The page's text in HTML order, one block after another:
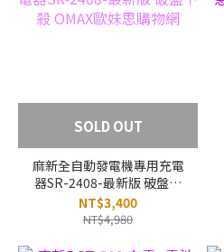
SOLD OUT
麻新全自動發電機專用充電
器SR-2408-最新版 破盤下
殺 OMAX歐妹思購物網
NT$3,400
NT$4,980